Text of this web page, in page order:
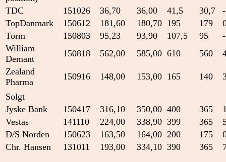
TDC
151026 36,70 36,00 41,5 30,7
TopDanmark
150612 181,60 180,70 195 179
Torm
150803 95,23 93,90 107,5 95
William
Demant
150818 562,00 585,00 610 560
Zealand
Pharma
150916 148,00 153,00 165 140
Solgt
Jyske Bank
150417 316,10 350,00 400 365
Vestas
141110 224,00 338,90 399 365
D/S Norden
150623 163,50 164,00 200 175
Chr. Hansen
131011 193,00 334,10 390 365